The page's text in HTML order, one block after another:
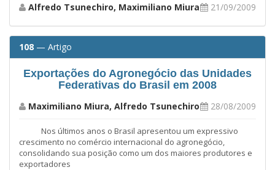
Alfredo Tsunechiro, Maximiliano Miura 21/09/2009
108 — Artigo
Exportações do Agronegócio das Unidades
Federativas do Brasil em 2008
Maximiliano Miura, Alfredo Tsunechiro 28/08/2009
Nos últimos anos o Brasil apresentou um expressivo
crescimento no comércio internacional do agronegócio,
consolidando sua posição como um dos maiores produtores e
exportadores